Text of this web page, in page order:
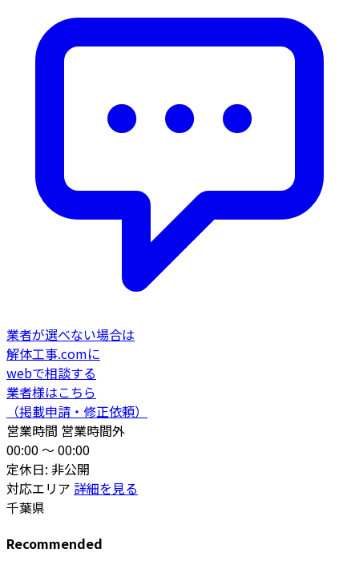
業者が選べない場合は
解体工事.comに
webで相談する
業者様はこちら
（掲載申請・修正依頼）
営業時間 営業時間外
00:00 〜 00:00
定休日: 非公開
対応エリア 詳細を見る
千葉県
Recommended